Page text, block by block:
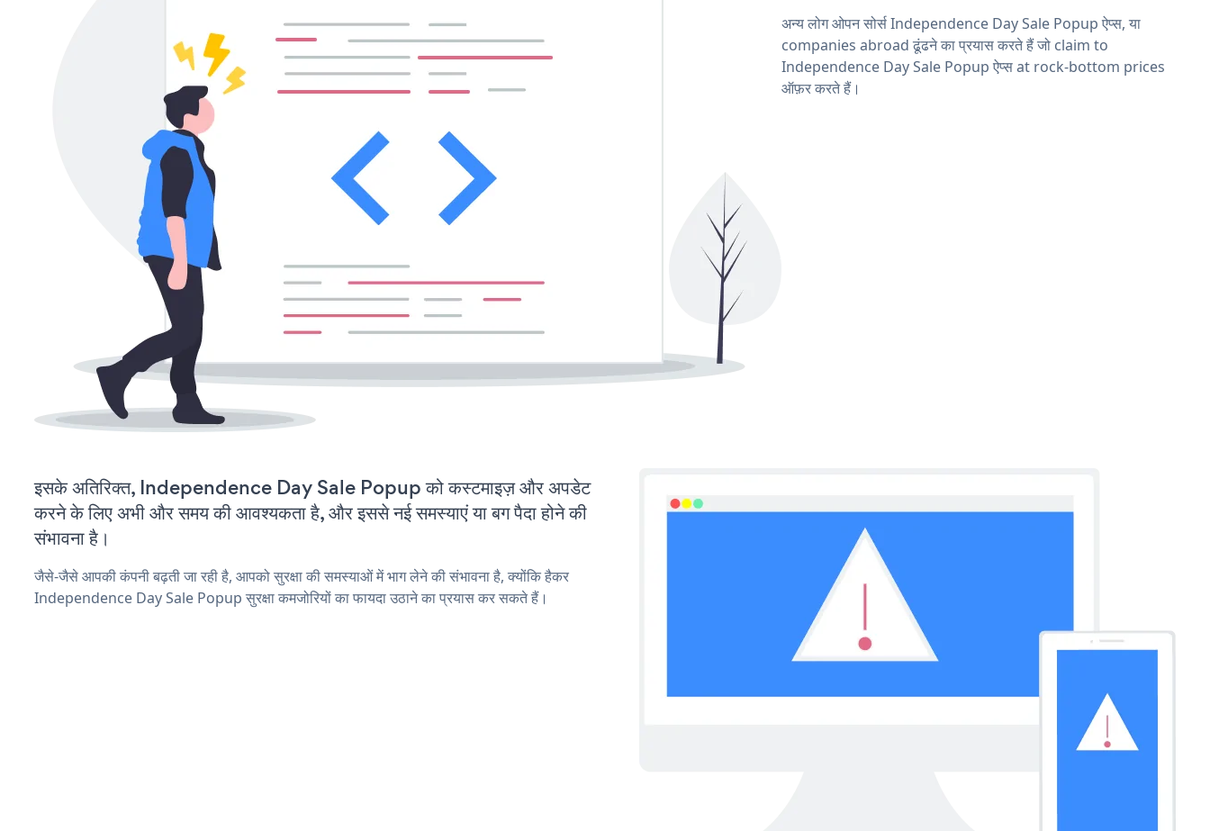
अन्य लोग ओपन सोर्स Independence Day Sale Popup ऐप्स, या
companies abroad ढूंढने का प्रयास करते हैं जो claim to
Independence Day Sale Popup ऐप्स at rock-bottom prices
ऑफ़र करते हैं।
इसके अतिरिक्त, Independence Day Sale Popup को कस्टमाइज़ और अपडेट
करने के लिए अभी और समय की आवश्यकता है, और इससे नई समस्याएं या बग पैदा होने की
संभावना है।
जैसे-जैसे आपकी कंपनी बढ़ती जा रही है, आपको सुरक्षा की समस्याओं में भाग लेने की संभावना है, क्योंकि हैकर
Independence Day Sale Popup सुरक्षा कमजोरियों का फायदा उठाने का प्रयास कर सकते हैं।